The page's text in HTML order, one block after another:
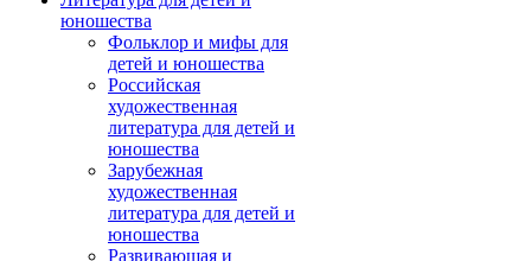
юношества
Фольклор и мифы для
детей и юношества
Российская
художественная
литература для детей и
юношества
Зарубежная
художественная
литература для детей и
юношества
Развивающая и